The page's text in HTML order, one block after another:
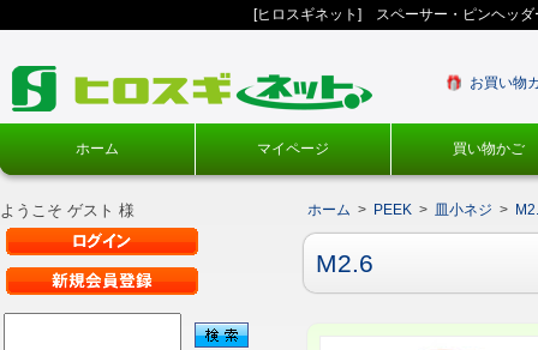
[ヒロスギネット] スペーサー・ピンヘッ
お買い物
ホーム マイページ 買い物かご
ようこそ ゲスト 様 ホーム > PEEK > 皿小ネジ >
M2.6